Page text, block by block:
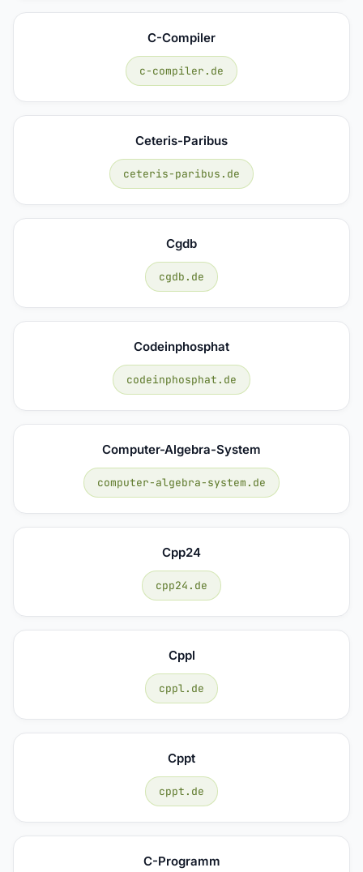
C-Compiler
c-compiler.de
Ceteris-Paribus
ceteris-paribus.de
Cgdb
cgdb.de
Codeinphosphat
codeinphosphat.de
Computer-Algebra-System
computer-algebra-system.de
Cpp24
cpp24.de
Cppl
cppl.de
Cppt
cppt.de
C-Programm